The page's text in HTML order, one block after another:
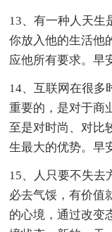
13、有一种人天生
你放入他的生活他
应他所有要求。早
14、互联网在很多
重要的，是对于商
至是对时尚、对比
生最大的优势。早
15、人只要不失去
必去气馁，有价值
的心境，通过改变